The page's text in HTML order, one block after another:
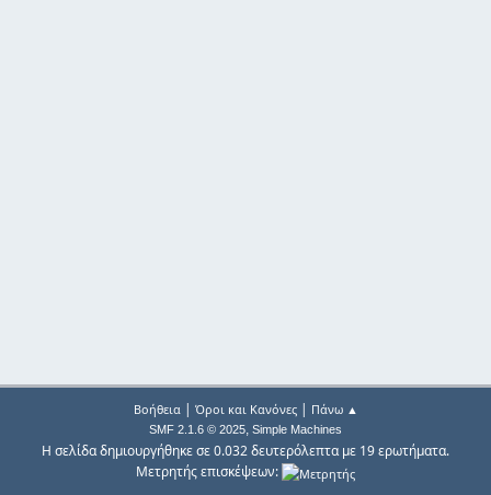
Βοήθεια| Όροι και Κανόνες| Πάνω ▲
SMF 2.1.6 © 2025, Simple Machines
Η σελίδα δημιουργήθηκε σε 0.032 δευτερόλεπτα με 19 ερωτήματα.
Μετρητής επισκέψεων: